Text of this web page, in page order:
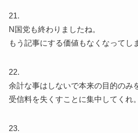
21.
N国党も終わりましたね。
もう記事にする価値もなくなってし
22.
余計な事はしないで本来の目的のみ
受信料を失くすことに集中してくれ。
23.